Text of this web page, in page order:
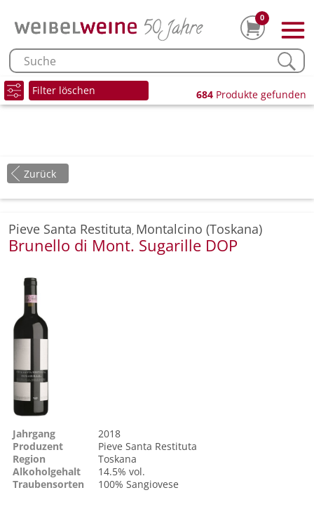
0
Filter löschen 684 Produkte gefunden
Zurück
Pieve Santa Restituta, Montalcino (Toskana)
Brunello di Mont. Sugarille DOP
Jahrgang
2018
Produzent
Pieve Santa Restituta
Region
Toskana
Alkoholgehalt
14.5% vol.
Traubensorten
100% Sangiovese